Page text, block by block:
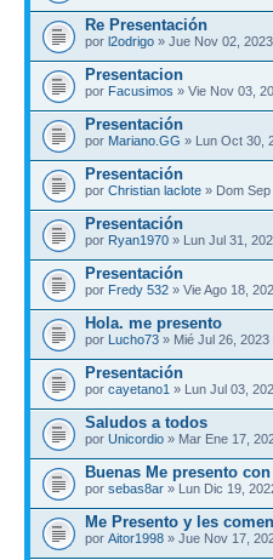
Re Presentación
por l2odrigo » Jue Nov 02,
Presentacion
por Facusimos » Vie Nov 03,
Presentación
por Mariano.GG » Lun Oct 30,
Presentación
por Christian laclote » Dom
Presentación
por Ryan1970 » Lun Jul 31,
Presentación
por Fredy 532 » Vie Ago 18,
Hola. me presento
por Lucho73 » Mié Jul 26, 2023
Presentación
por cayetano1 » Lun Jul 03,
Saludos a todos
por Unicordio » Mar Ene 17,
Buenas Me presento
por sebas8ar » Lun Dic 19,
Me Presento y les
por Aitor1998 » Jue Nov 17,